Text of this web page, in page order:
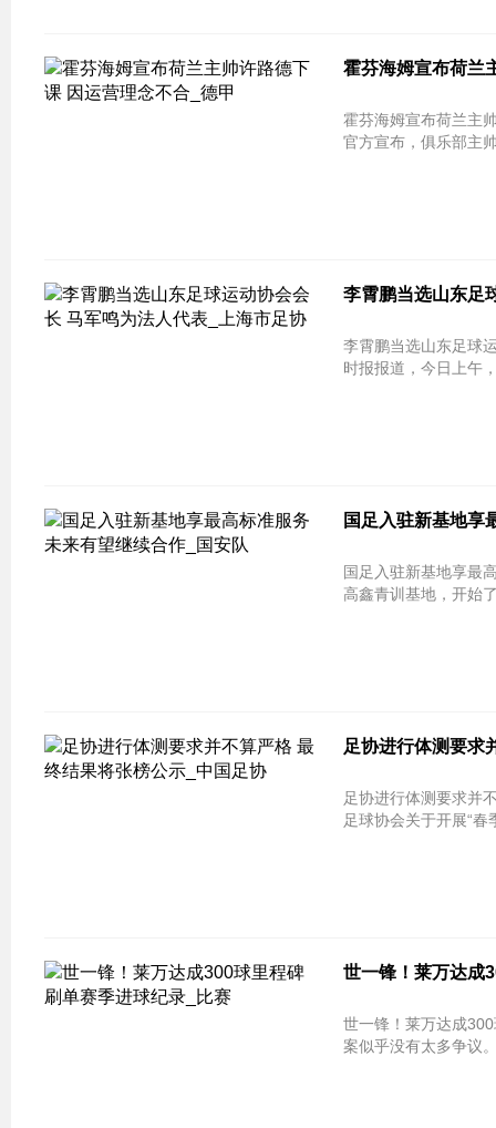
霍芬海姆宣布荷兰
霍芬海姆宣布荷兰主帅许路德下课
官方宣布，俱乐部主
李霄鹏当选山东足
李霄鹏当选山东足球运动协会
时报报道，今日上午
国足入驻新基地享
国足入驻新基地享最
高鑫青训基地，开始
足协进行体测要求
足协进行体测要求并
足球协会关于开展“
世一锋！莱万达成
世一锋！莱万达成300球里程碑 刷单
案似乎没有太多争议